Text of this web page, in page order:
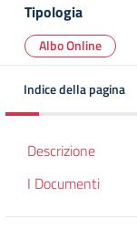
Tipologia
Albo Online
Indice della pagina
Descrizione
I Documenti